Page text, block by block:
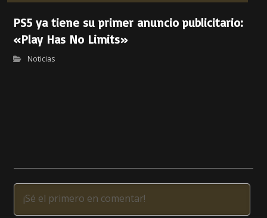
PS5 ya tiene su primer anuncio publicitario:
«Play Has No Limits»
Noticias